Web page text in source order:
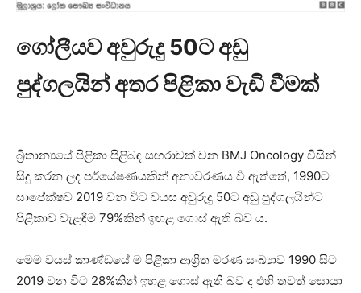
ගෝලීයව අවුරුදු 50ට අඩු
පුද්ගලයින් අතර පිළිකා වැඩි වීමක්
බ්‍රිතාන්‍යයේ පිළිකා පිළිබඳ සඟරාවක් වන BMJ Oncology විසින්
සිදු කරන ලද පර්යේෂණයකින් අනාවරණය වී ඇත්තේ, 1990ට
සාපේක්ෂව 2019 වන විට වයස අවුරුදු 50ට අඩු පුද්ගලයින්ට
පිළිකාව වැළඳීම 79%කින් ඉහළ ගොස් ඇති බව ය.
මෙම වයස් කාණ්ඩයේ ම පිළිකා ආශ්‍රිත මරණ සංඛ්‍යාව 1990 සිට
2019 වන විට 28%කින් ඉහළ ගොස් ඇති බව ද එහි තවත් සොයා